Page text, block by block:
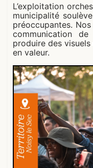
L’exploitation
municipalité
préoccupantes.
communication
produire des
en valeur.